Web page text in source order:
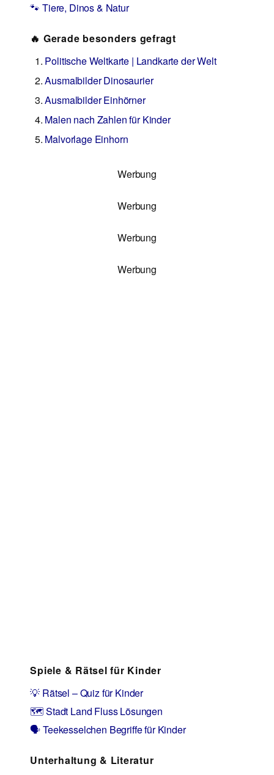
🐾 Tiere, Dinos & Natur
🔥 Gerade besonders gefragt
Politische Weltkarte | Landkarte der Welt
Ausmalbilder Dinosaurier
Ausmalbilder Einhörner
Malen nach Zahlen für Kinder
Malvorlage Einhorn
Werbung
Werbung
Werbung
Werbung
Spiele & Rätsel für Kinder
💡 Rätsel – Quiz für Kinder
🗺️ Stadt Land Fluss Lösungen
🗣️ Teekesselchen Begriffe für Kinder
Unterhaltung & Literatur